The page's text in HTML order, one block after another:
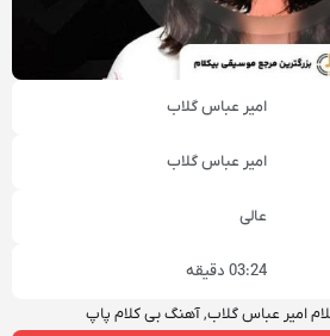
امیر عباس گلاب
امیر عباس گلاب
عالی
03:24 دقیقه
امیر عباس گلاب,آهنگ بی کلام پاپ